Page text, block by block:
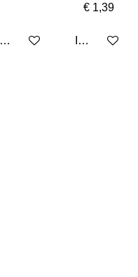
In winkelwagen
€ 1,39
In